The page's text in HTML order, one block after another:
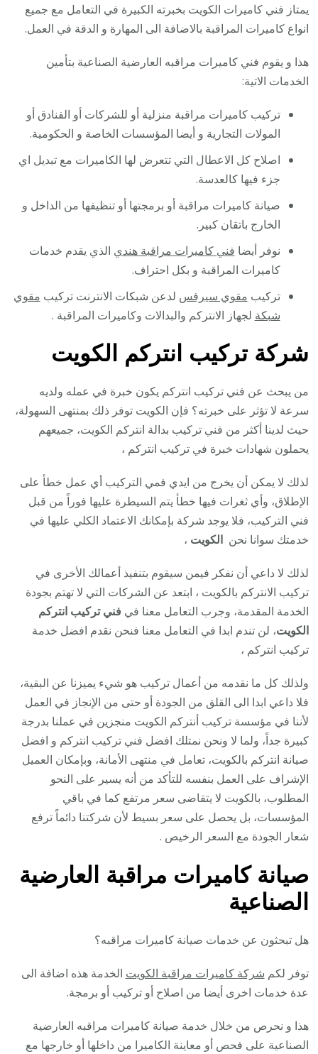
يمتاز فني كاميرات الكويت بخبرته الكبيرة في التعامل مع جميع
انواع كاميرات المراقبة بالاضافة الى المهارة و الدقة في العمل.
هذا و يقوم فني كاميرات مراقبه العارضية الصناعية بتأمين
الخدمات الاتية:
تركيب كاميرات مراقبة منزلية أو للشركات أو الفنادق أو
المولات التجارية و أيضا المؤسسات الخاصة و الحكومية.
اصلاح كل الاعطال التي تتعرض لها الكاميرات مع تبديل اي
جزء فيها كالعدسة.
صيانة كاميرات مراقبة أو برمجتها أو تنظيفها من الداخل و
الخارج باتقان كبير.
نوفر أيضا فني كاميرات مراقبة هندي الذي يقدم خدمات
كاميرات المراقبة و بكل احتراف.
تركيب مقوي سيرفس لدعن شبكات الانترنت تركيب مقوي
شبكة لجهاز الانتركم والبدالات وكاميرات المراقبة .
شركة تركيب انتركم الكويت
من يبحث عن فني تركيب انتركم يكون خبرة في عمله ولديه
سرعة لا تؤثر على خبرته؟ فإن الكويت توفر ذلك بمنتهى السهولة،
حيث لدينا أكثر من فني تركيب بدالة انتركم الكويت، جميعهم
يحملون شهادات خبرة في تركيب انتركم ،
لذلك لا يمكن أن يخرج من ايدي فمي التركيب أي عمل خطأ على
الإطلاق، وأي ثغرات فيها خطأ يتم السيطرة عليها فوراً من قبل
فني التركيب، فلا يوجد شركة بإمكانك الاعتماد الكلي عليها في
خدمتك سوانا نحن الكويت ،
لذلك لا داعي أن نفكر فيمن سيقوم بتنفيذ أعمالك الأخرى في
تركيب الانتركم بالكويت ، ابتعد عن الشركات التي لا تهتم بجودة
الخدمة المقدمة، وجرب التعامل معنا في فني تركيب انتركم
الكويت، لن تندم ابدا في التعامل معنا فنحن نقدم افضل خدمة
تركيب انتركم ،
ولذلك كل ما نقدمه من أعمال تركيب هو شيء يميزنا عن البقية،
فلا داعي ابدا الى القلق من الجودة أو حتى من الإنجاز في العمل
لأننا في مؤسسة تركيب أنتركم الكويت منجزين في عملنا بدرجة
كبيرة جداً، ولما لا ونحن نمتلك افضل فني تركيب انتركم و افضل
صيانة انتركم بالكويت، تعامل في منتهى الأمانة، وبإمكان العميل
الإشراف على العمل بنفسه للتأكد من أنه يسير على النحو
المطلوب، بالكويت لا يتقاضى سعر مرتفع كما في باقي
المؤسسات، بل يحصل على سعر بسيط لأن شركتنا دائماً ترفع
شعار الجودة مع السعر الرخيص .
صيانة كاميرات مراقبة العارضية
الصناعية
هل تبحثون عن خدمات صيانة كاميرات مراقبه؟
توفر لكم شركة كاميرات مراقبة الكويت الخدمة هذه اضافة الى
عدة خدمات اخرى أيضا من اصلاح أو تركيب أو برمجة.
هذا و نحرص من خلال خدمة صيانة كاميرات مراقبه العارضية
الصناعية على فحص أو معاينة الكاميرا من داخلها أو خارجها مع